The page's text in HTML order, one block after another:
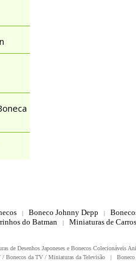
| Boneco Johnny Depp |
do Batman | Miniaturas de
de Desenhos Japoneses e Bonecos Colecionáveis
/ Bonecos da TV / Miniaturas da Televisão |